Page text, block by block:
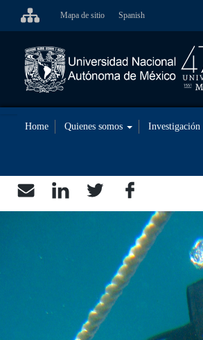
content
Mapa de sitio Spanish
Home Quienes somos Investigación